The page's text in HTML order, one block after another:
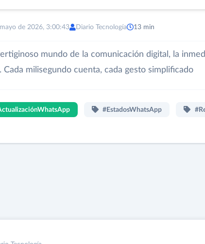
de 2026, 3:00:43 Diario Tecnología 13 min
mundo de la comunicación digital, la
Cada milisegundo cuenta, cada gesto simplificado
#EstadosWhatsApp